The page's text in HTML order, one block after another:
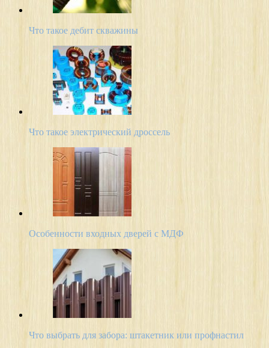
Что такое дебит скважины
Что такое электрический дроссель
Особенности входных дверей с МДФ
Что выбрать для забора: штакетник или профнастил